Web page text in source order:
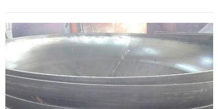
壳和平盖等几种，其中球形 、椭圆形、碟形、球冠型封头又统称为凸形封头。在
焊接上分为对焊封头，承插焊封头。用于各种容器设备，如储罐、换热器、塔、
反应釜、锅炉和分离设备等。材质有碳钢（A3、20#、Q235、Q345B、16Mn
等）、不锈钢（304、321、304L、316、316L等）、合金钢（15Mo3
15CrMoV 35CrMoV 45CrMo ）、铝、钛、铜、镍及镍合金等。